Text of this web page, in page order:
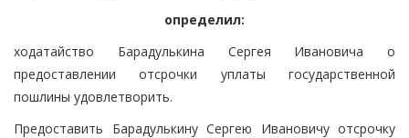
определил:
ходатайство Барадулькина Сергея Ивановича о
предоставлении отсрочки уплаты государственной
пошлины удовлетворить.
Предоставить Барадулькину Сергею Ивановичу отсрочку